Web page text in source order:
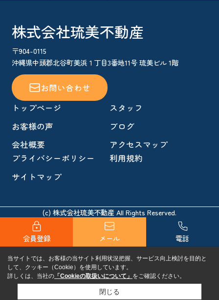
株式会社琉美不動産
〒904-0115
沖縄県中頭郡北谷町美浜１丁目3番地11号 琉美ビル 1階
お問い合わせ
トップページ
スタッフ
お客様の声
ブログ
会社概要
アクセスマップ
プライバシーポリシー
利用規約
サイトマップ
(c) 株式会社琉美不動産 All Rights Reserved.
会員登録 メール 電話
当サイトでは、お客様の当サイト利用状況把握、サービス向上検討を目的と
して、クッキー（Cookie）を使用しています。
詳しくは、当社の 「Cookieの取扱いについて」 をご確認ください。
閉じる